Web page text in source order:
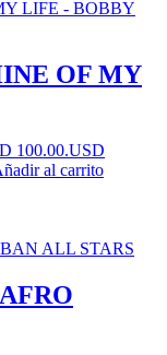
OF MY
100.00.USD
al carrito